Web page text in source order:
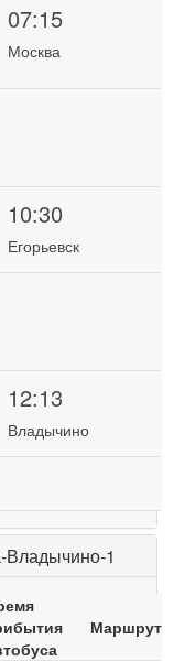
07:15
Москва
10:30
Егорьевск
12:13
Владычино
1
Маршрут